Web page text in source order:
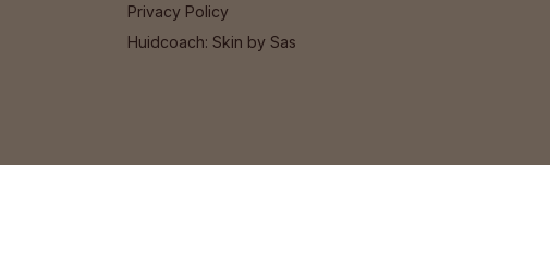
Privacy Policy
Huidcoach: Skin by Sas